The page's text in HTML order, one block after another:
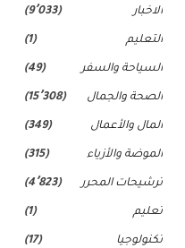
الاخبار (9٬033)
التعليم (1)
السياحة والسفر (49)
الصحة والجمال (15٬308)
المال والأعمال (349)
الموضة والأزياء (315)
ترشيحات المحرر (4٬823)
تعليم (1)
تكنولوجيا (17)